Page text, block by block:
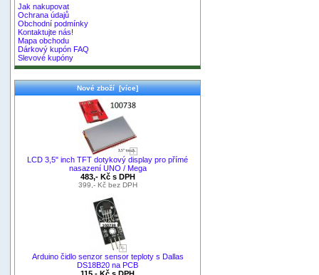
Jak nakupovat
Ochrana údajů
Obchodní podmínky
Kontaktujte nás!
Mapa obchodu
Dárkový kupón FAQ
Slevové kupóny
Nové zboží [více]
LCD 3,5" inch TFT dotykový display pro přímé
nasazení UNO / Mega
483,- Kč s DPH
399,- Kč bez DPH
Arduino čidlo senzor sensor teploty s Dallas
DS18B20 na PCB